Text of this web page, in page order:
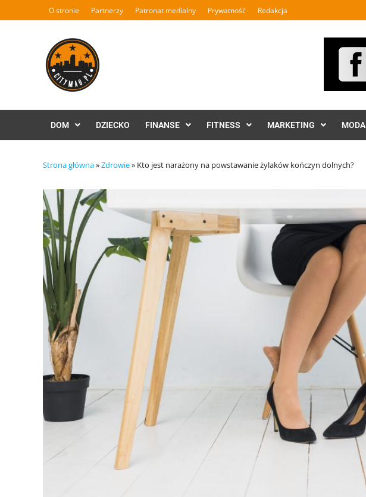
to
O stronie Partnerzy Patronat medialny Prywatność Redakcja
DOM DZIECKO FINANSE FITNESS MARKETING MODA
Strona główna»Zdrowie» Kto jest narażony na powstawanie żylaków kończyn dolnych?